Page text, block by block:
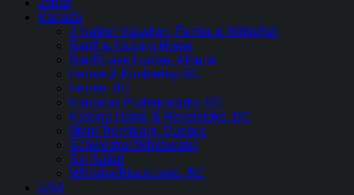
Kanada
2 Nation Vacation, Fernie & Whitefish
Banff & Kicking Horse
Banff/Lake Louise, Alberta
Fernie & Kimberley, BC
Fernie, BC
Kanadas Puderparadis, BC
Kicking Horse & Revelstoke, BC
Mont Tremblant, Quebec
Schweitzer/Whitewater
Ski Safari
Whistler/Blackcomb, BC
USA